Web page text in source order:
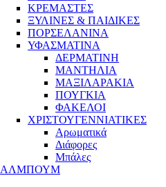
ΚΡΕΜΑΣΤΕΣ
ΞΥΛΙΝΕΣ & ΠΑΙΔΙΚΕΣ
ΠΟΡΣΕΛΑΝΙΝΑ
ΥΦΑΣΜΑΤΙΝA
ΔΕΡΜΑΤΙΝΗ
ΜΑΝΤΗΛΙΑ
ΜΑΞΙΛΑΡΑΚΙΑ
ΠΟΥΓΚΙΑ
ΦΑΚΕΛΟΙ
ΧΡΙΣΤΟΥΓΕΝΝΙΑΤΙΚΕΣ
Αρωματικά
Διάφορες
Μπάλες
ΑΛΜΠΟΥΜ